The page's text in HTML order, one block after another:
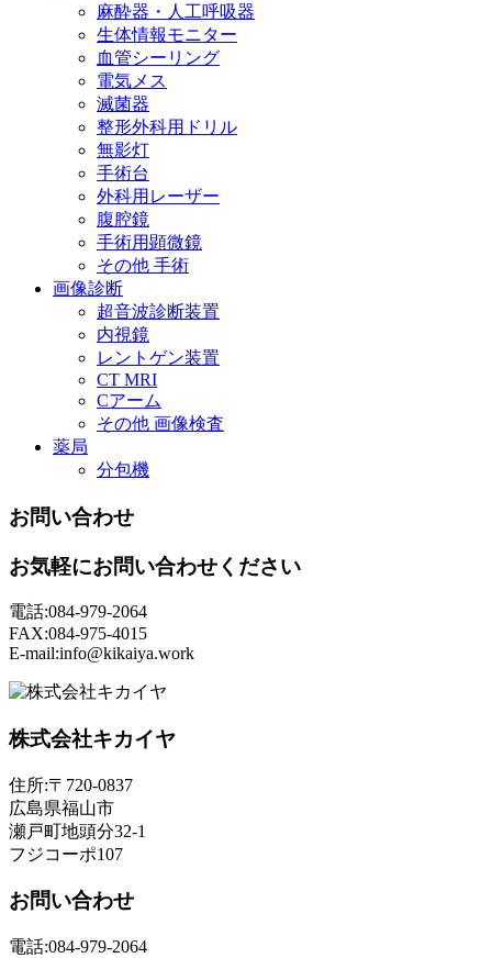
麻酔器・人工呼吸器
生体情報モニター
血管シーリング
電気メス
滅菌器
整形外科用ドリル
無影灯
手術台
外科用レーザー
腹腔鏡
手術用顕微鏡
その他 手術
画像診断
超音波診断装置
内視鏡
レントゲン装置
CT MRI
Cアーム
その他 画像検査
薬局
分包機
お問い合わせ
お気軽にお問い合わせください
電話:084-979-2064
FAX:084-975-4015
E-mail:info@kikaiya.work
株式会社キカイヤ
住所:〒720-0837
広島県福山市
瀬戸町地頭分32-1
フジコーポ107
お問い合わせ
電話:084-979-2064